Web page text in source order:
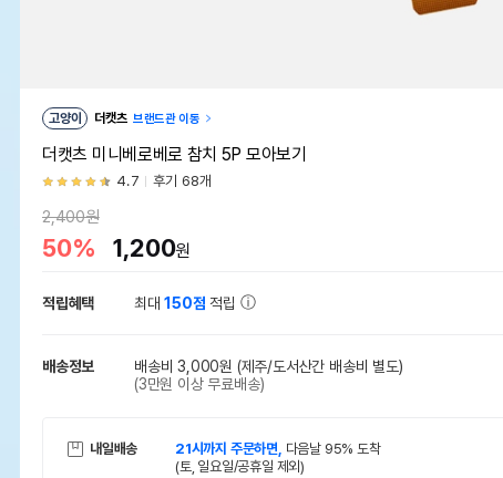
고양이 더캣츠 브랜드관 이동
더캣츠 미니베로베로 참치 5P 모아보기
4.7 후기 68개
2,400원
50% 1,200원
적립혜택 최대150점 적립
배송정보 배송비 3,000원 (제주/도서산간 배송비 별도)
(3만원 이상 무료배송)
내일배송 21시까지 주문하면, 다음날 95% 도착
(토, 일요일/공휴일 제외)